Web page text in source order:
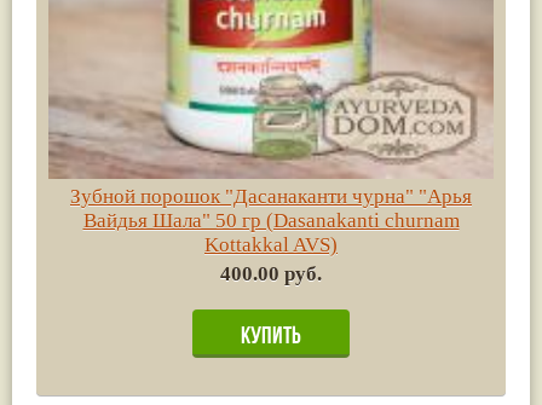
Зубной порошок "Дасанаканти чурна" "Арья
Вайдья Шала" 50 гр (Dasanakanti churnam
Kottakkal AVS)
400.00 руб.